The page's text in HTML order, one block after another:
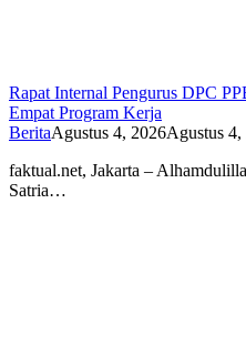
Rapat Internal Pengurus DPC
Empat Program Kerja
BeritaAgustus 4, 2026Agustus 4,
faktual.net, Jakarta –
Satria…